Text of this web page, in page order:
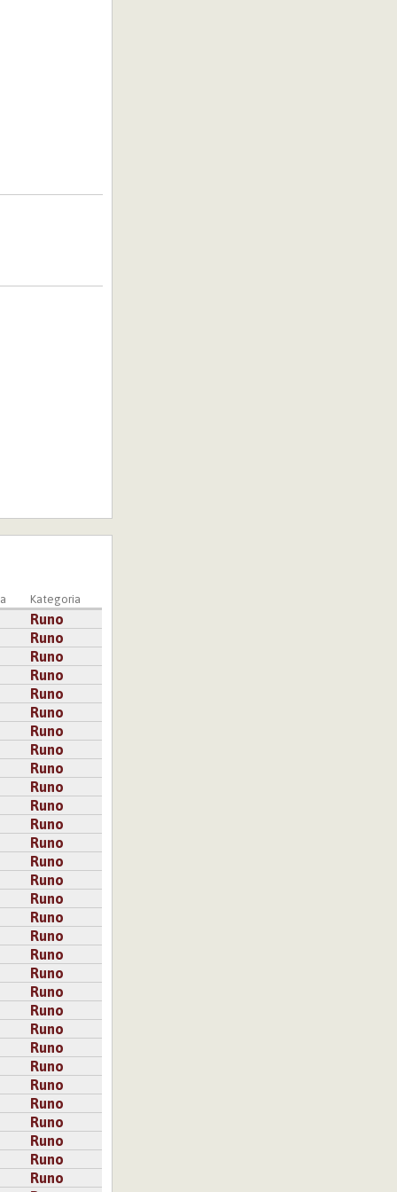
Kategoria
Runo
Runo
Runo
Runo
Runo
Runo
Runo
Runo
Runo
Runo
Runo
Runo
Runo
Runo
Runo
Runo
Runo
Runo
Runo
Runo
Runo
Runo
Runo
Runo
Runo
Runo
Runo
Runo
Runo
Runo
Runo